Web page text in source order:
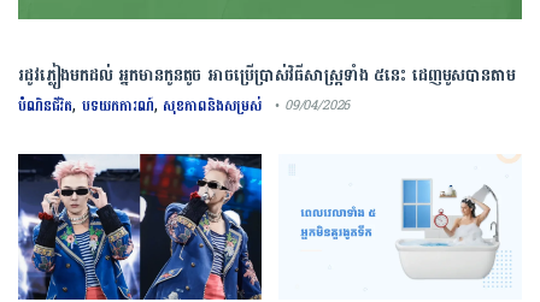
រដូវភ្លៀងមកដល់ អ្នកមានកូនតូច អាចប្រើប្រាស់វិធីសាស្រ្តទាំង ៥នេះ ដេញមូសបានតាម
បែបធម្មជាតិ​
បំណិនជីវិត, បទយកការណ៍, សុខភាពនិងសម្រស់ • 09/04/2026